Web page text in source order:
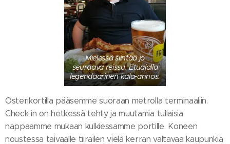
Mielessä siintää jo
seuraava reissu. Etualalla
legendaarinen kala-annos.
Osterikortilla pääsemme suoraan metrolla terminaaliin.
Check in on hetkessä tehty ja muutamia tuliaisia
nappaamme mukaan kulkiessamme portille. Koneen
noustessa taivaalle tiirailen vielä kerran valtavaa kaupunkia